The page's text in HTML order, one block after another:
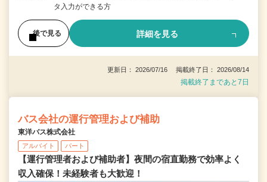
タ入力ができる方
後で見る 詳細を見る
更新日： 2026/07/16 掲載終了日： 2026/08/14
掲載終了まであと7日
バス会社の運行管理および補助
東洋バス株式会社
アルバイト パート
【運行管理者および補助者】夜間の宿直勤務で効率よく
収入確保！未経験者も大歓迎！